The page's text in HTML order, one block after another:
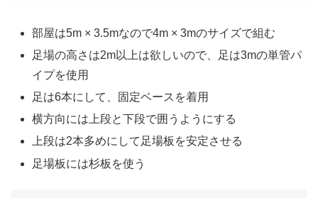
部屋は5m × 3.5mなので4m × 3mのサイズで組む
足場の高さは2m以上は欲しいので、足は3mの単管パ
イプを使用
足は6本にして、固定ベースを着用
横方向には上段と下段で囲うようにする
上段は2本多めにして足場板を安定させる
足場板には杉板を使う